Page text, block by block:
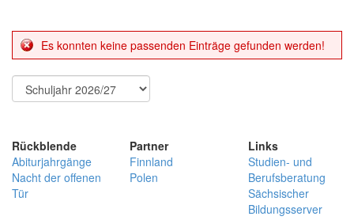
Es konnten keine passenden Einträge gefunden werden!
Rückblende
Abiturjahrgänge
Nacht der offenen
Tür
Partner
Finnland
Polen
Links
Studien- und
Berufsberatung
Sächsischer
Bildungsserver